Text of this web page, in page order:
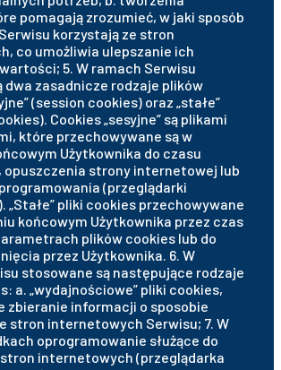
pomagają zrozumieć, w jaki sposób
korzystają ze stron
co umożliwia ulepszanie ich
5. W ramach Serwisu
dwa zasadnicze rodzaje plików
(session cookies) oraz „stałe”
Cookies „sesyjne” są plikami
które przechowywane są w
Użytkownika do czasu
opuszczenia strony internetowej lub
(przeglądarki
pliki cookies przechowywane
końcowym Użytkownika przez czas
plików cookies lub do
przez Użytkownika. 6. W
stosowane są następujące rodzaje
a. „wydajnościowe” pliki cookies,
zbieranie informacji o sposobie
stron internetowych Serwisu; 7. W
oprogramowanie służące do
internetowych (przeglądarka